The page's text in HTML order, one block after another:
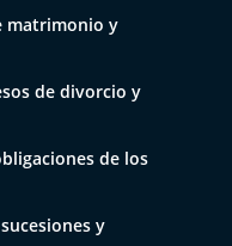
matrimonio y
de divorcio y
de los
y